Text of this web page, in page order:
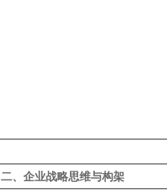
二、企业战略思维与构架